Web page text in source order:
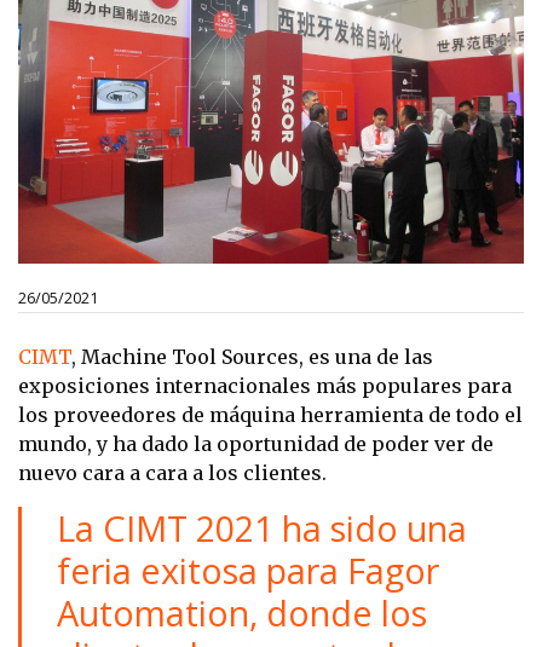
26/05/2021
CIMT, Machine Tool Sources, es una de las
exposiciones internacionales más populares para
los proveedores de máquina herramienta de todo el
mundo, y ha dado la oportunidad de poder ver de
nuevo cara a cara a los clientes.
La CIMT 2021 ha sido una
feria exitosa para Fagor
Automation, donde los